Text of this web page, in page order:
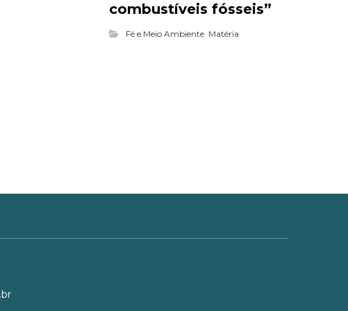
combustíveis fósseis”
Fé e Meio Ambiente, Matéria